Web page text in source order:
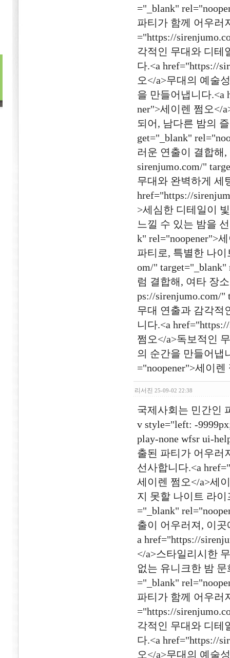
="_blank"
파티가 함께 어우러
="https://
각적인 무대와 디테
다.<a href="https://
오</a>무대의 예술
을 만들어냅니다.<a
ner">세이렌 쩜오</
되어, 남다른 밤의
get="_blank"
러운 연출이 결합해
sirenjumo.com/"
무대와 완벽하게 세
href="https://
>세심한 디테일이
느낄 수 있는 밤을
k" rel="noopener">
파티로, 특별한 나이
om/"
럼 결합해, 여타 장
ps://sirenjumo.com/"
무대 연출과 감각적
니다.<a
쩜오</a>독보적인
의 순간을 만들어냅
="noopener">세이
리서진 25-09-02 22:38
국제사회는 민간인
v style="left: -
play-none wfsr ui-
출된 파티가 어우러
선사합니다.<a
세이렌 쩜오</a>세
지 못할 나이트 라이
="_blank"
출이 어우러져, 이
a href="https://
</a>스타일리시한
없는 유니크한 밤 문
="_blank"
파티가 함께 어우러
="https://
각적인 무대와 디테
다.<a href="https://
오</a>무대의 예술